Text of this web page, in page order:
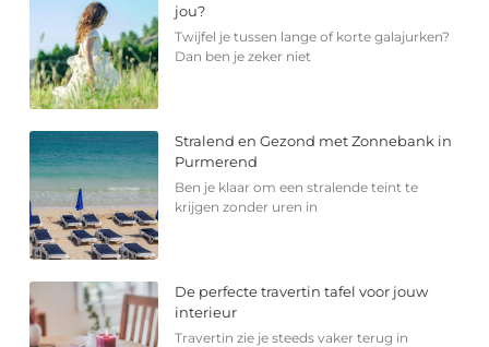
jou?
Twijfel je tussen lange of korte galajurken?
Dan ben je zeker niet
Stralend en Gezond met Zonnebank in
Purmerend
Ben je klaar om een stralende teint te
krijgen zonder uren in
De perfecte travertin tafel voor jouw
interieur
Travertin zie je steeds vaker terug in